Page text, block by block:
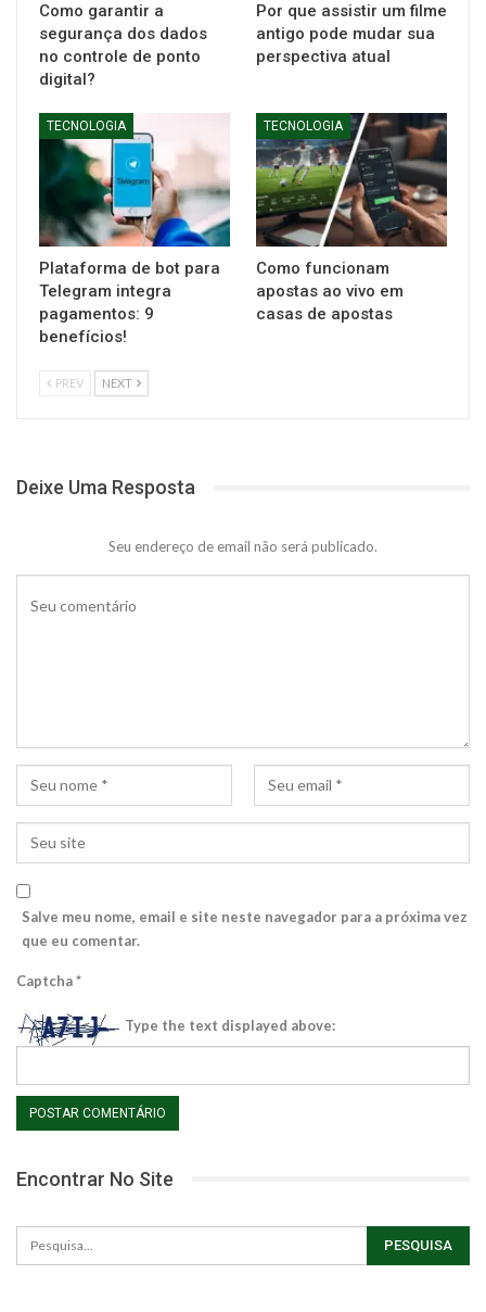
Como garantir a
segurança dos dados
no controle de ponto
digital?
Por que assistir um filme
antigo pode mudar sua
perspectiva atual
TECNOLOGIA
Plataforma de bot para
Telegram integra
pagamentos: 9
benefícios!
TECNOLOGIA
Como funcionam
apostas ao vivo em
casas de apostas
PREV NEXT
Deixe Uma Resposta
Seu endereço de email não será publicado.
Salve meu nome, email e site neste navegador para a próxima vez
que eu comentar.
Captcha*
Type the text displayed above:
Encontrar No Site